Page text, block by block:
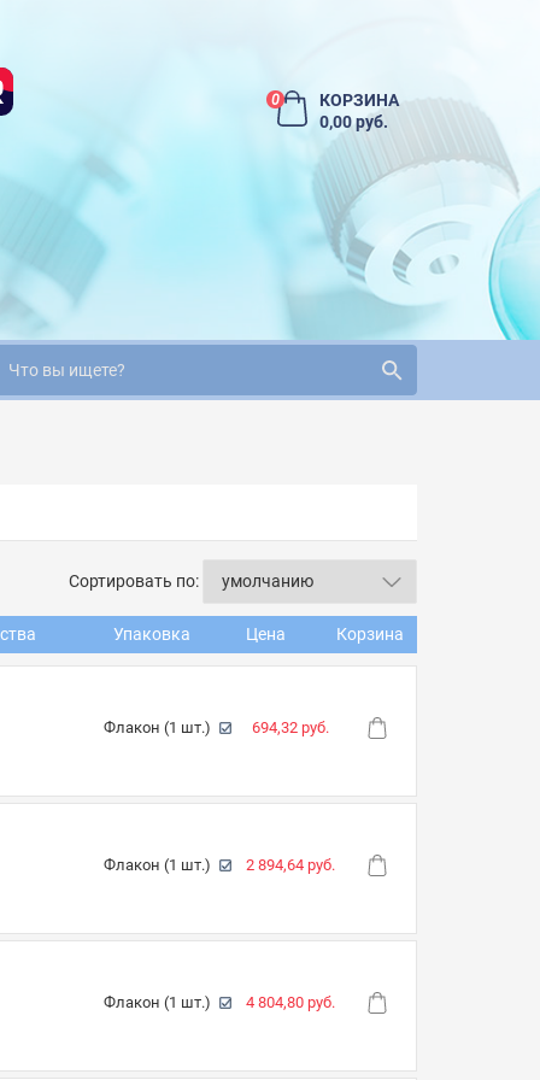
0
КОРЗИНА
0,00 руб.
Сортировать по:
Упаковка Цена Корзина
Флакон (1 шт.) 694,32 руб.
Флакон (1 шт.) 2 894,64 руб.
Флакон (1 шт.) 4 804,80 руб.